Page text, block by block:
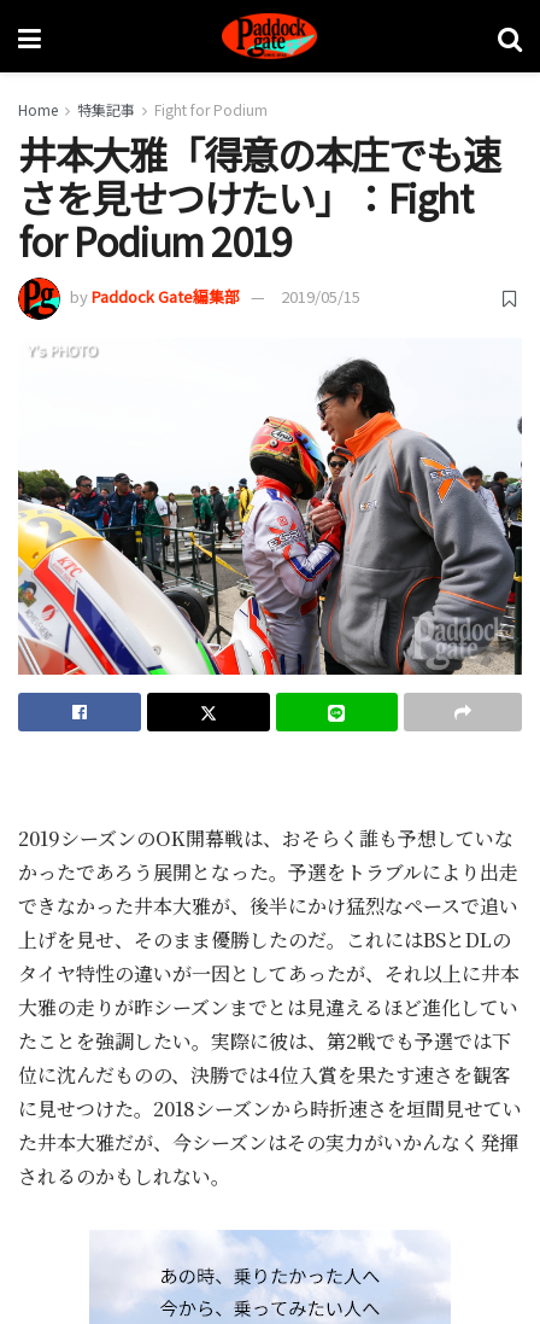
Home 特集記事 Fight for Podium
井本大雅「得意の本庄でも速
さを見せつけたい」：Fight
for Podium 2019
byPaddock Gate編集部 2019/05/15
2019シーズンのOK開幕戦は、おそらく誰も予想していな
かったであろう展開となった。予選をトラブルにより出走
できなかった井本大雅が、後半にかけ猛烈なペースで追い
上げを見せ、そのまま優勝したのだ。これにはBSとDLの
タイヤ特性の違いが一因としてあったが、それ以上に井本
大雅の走りが昨シーズンまでとは見違えるほど進化してい
たことを強調したい。実際に彼は、第2戦でも予選では下
位に沈んだものの、決勝では4位入賞を果たす速さを観客
に見せつけた。2018シーズンから時折速さを垣間見せてい
た井本大雅だが、今シーズンはその実力がいかんなく発揮
されるのかもしれない。